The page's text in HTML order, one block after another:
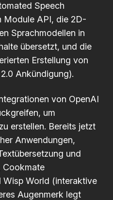
Speech
Module API, die 2D-
Sprachmodellen in
übersetzt, und die
Erstellung von
Ankündigung).
von OpenAI
um
erstellen. Bereits jetzt
Anwendungen,
und
Cookmate
Wisp World (interaktive
Augenmerk legt